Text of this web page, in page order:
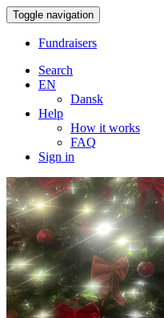
Toggle navigation
Fundraisers
Search
EN
Dansk
Help
How it works
FAQ
Sign in